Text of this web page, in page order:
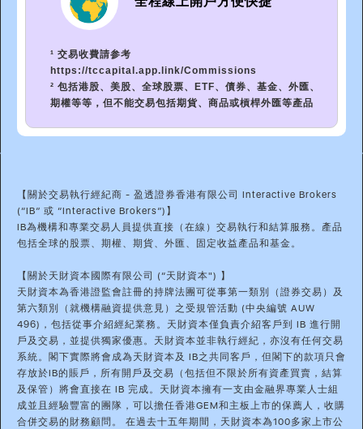
¹ 交易收費請参考
https://tccapital.app.link/Commissions
² 包括港股、美股、全球股票、ETF、債券、基金、外匯、
期權等等，但不能交易包括期貨、商品或槓桿外匯等產品
【關於交易執行經紀商 - 盈透證券香港有限公司 Interactive Brokers
(“IB” 或 “Interactive Brokers”)】
IB為機構和專業交易人員提供直接（在線）交易執行和結算服務。產品
包括全球的股票、期權、期貨、外匯、固定收益產品和基金。
【關於天財資本國際有限公司 (“天財資本") 】
天財資本為香港證監會註冊的持牌法團可從事第一類別（證券交易）及
第六類別（就機構融資提供意見）之受規管活動 (中央編號 AUW
496)，包括從事介紹經紀業務。天財資本僅負責介紹客戶到 IB 進行開
戶及交易，並提供獨家優惠。天財資本並非執行經紀，亦沒有任何交易
系統。閣下實際將會成為天財資本及 IB之共同客戶，但閣下的款項只會
存放於IB的賬戶，所有開戶及交易（包括但不限於所有資產買賣，結算
及保管）將會直接在 IB 完成。天財資本擁有一支由金融界專業人士組
成並且經驗豐富的團隊，可以擔任香港GEM和主板上市的保薦人，收購
合併交易的財務顧問。 在過去十五年期間，天財資本為100多家上市公